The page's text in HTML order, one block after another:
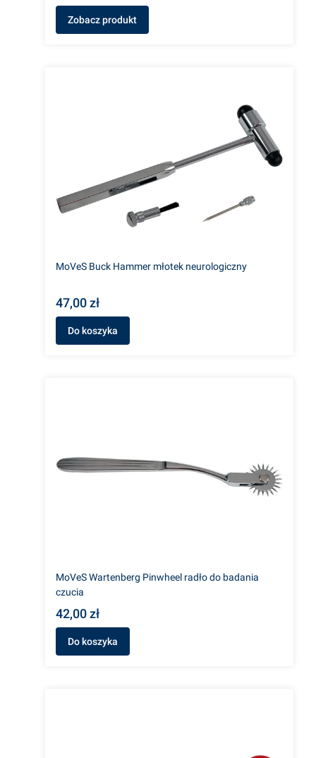
Zobacz produkt
MoVeS Buck Hammer młotek neurologiczny
47,00 zł
Do koszyka
MoVeS Wartenberg Pinwheel radło do badania
czucia
42,00 zł
Do koszyka